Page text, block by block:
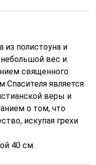
из полистоуна и
вес и
священного
Спасителя является
веры и
о том, что
искупая грехи
40 см.